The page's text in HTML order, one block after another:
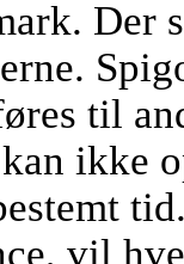
Der
til
ikke
vil